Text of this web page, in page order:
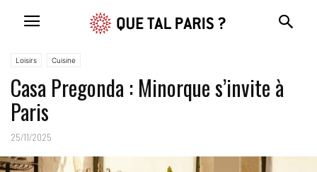
Loisirs Cuisine
Casa Pregonda : Minorque s’invite à
Paris
25/11/2025